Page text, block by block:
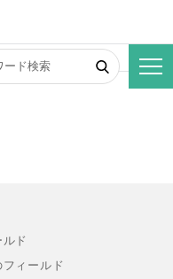
）
ド
フィールド